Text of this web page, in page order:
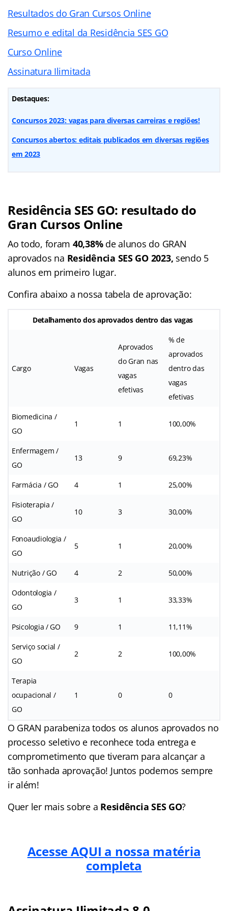
Resultados do Gran Cursos Online
Resumo e edital da Residência SES GO
Curso Online
Assinatura Ilimitada
Destaques:
Concursos 2023: vagas para diversas carreiras e regiões!
Concursos abertos: editais publicados em diversas regiões
em 2023
Residência SES GO: resultado do
Gran Cursos Online
Ao todo, foram 40,38%de alunos do GRAN
aprovados na Residência SES GO 2023, sendo 5
alunos em primeiro lugar.
Confira abaixo a nossa tabela de aprovação:
Detalhamento dos aprovados dentro das vagas
Cargo Vagas
Aprovados
do Gran nas
vagas
efetivas
% de
aprovados
dentro das
vagas
efetivas
Biomedicina /
GO
1 1 100,00%
Enfermagem /
GO
13 9 69,23%
Farmácia / GO 4 1 25,00%
Fisioterapia /
GO
10 3 30,00%
Fonoaudiologia /
GO
5 1 20,00%
Nutrição / GO 4 2 50,00%
Odontologia /
GO
3 1 33,33%
Psicologia / GO 9 1 11,11%
Serviço social /
GO
2 2 100,00%
Terapia
ocupacional /
GO
1 0 0
O GRAN parabeniza todos os alunos aprovados no
processo seletivo e reconhece toda entrega e
comprometimento que tiveram para alcançar a
tão sonhada aprovação! Juntos podemos sempre
ir além!
Quer ler mais sobre a Residência SES GO?
Acesse AQUI a nossa matéria
completa